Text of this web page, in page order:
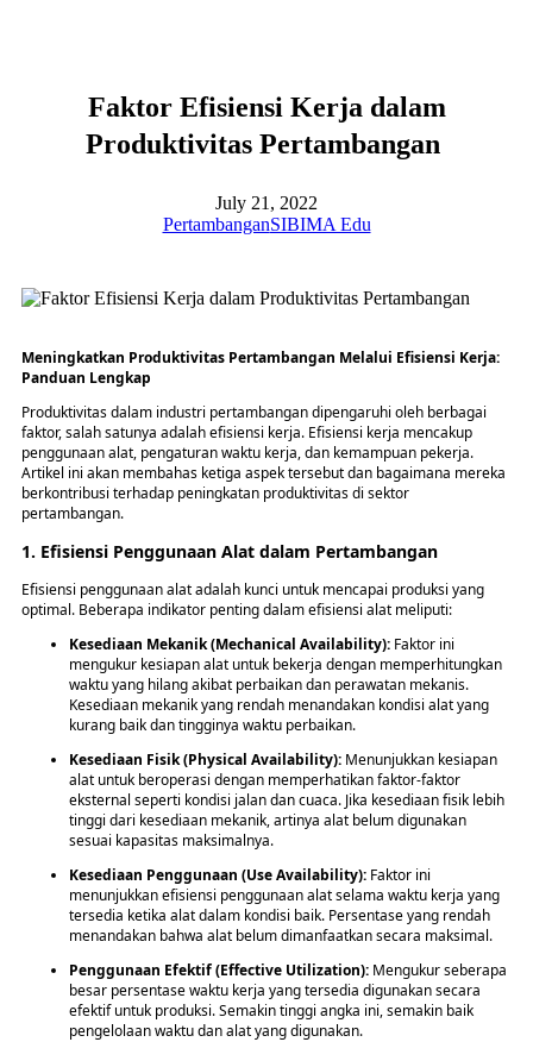
Faktor Efisiensi Kerja dalam
Produktivitas Pertambangan
July 21, 2022
PertambanganSIBIMA Edu
Meningkatkan Produktivitas Pertambangan Melalui Efisiensi Kerja:
Panduan Lengkap
Produktivitas dalam industri pertambangan dipengaruhi oleh berbagai
faktor, salah satunya adalah efisiensi kerja. Efisiensi kerja mencakup
penggunaan alat, pengaturan waktu kerja, dan kemampuan pekerja.
Artikel ini akan membahas ketiga aspek tersebut dan bagaimana mereka
berkontribusi terhadap peningkatan produktivitas di sektor
pertambangan.
1. Efisiensi Penggunaan Alat dalam Pertambangan
Efisiensi penggunaan alat adalah kunci untuk mencapai produksi yang
optimal. Beberapa indikator penting dalam efisiensi alat meliputi:
Kesediaan Mekanik (Mechanical Availability): Faktor ini
mengukur kesiapan alat untuk bekerja dengan memperhitungkan
waktu yang hilang akibat perbaikan dan perawatan mekanis.
Kesediaan mekanik yang rendah menandakan kondisi alat yang
kurang baik dan tingginya waktu perbaikan.
Kesediaan Fisik (Physical Availability): Menunjukkan kesiapan
alat untuk beroperasi dengan memperhatikan faktor-faktor
eksternal seperti kondisi jalan dan cuaca. Jika kesediaan fisik lebih
tinggi dari kesediaan mekanik, artinya alat belum digunakan
sesuai kapasitas maksimalnya.
Kesediaan Penggunaan (Use Availability): Faktor ini
menunjukkan efisiensi penggunaan alat selama waktu kerja yang
tersedia ketika alat dalam kondisi baik. Persentase yang rendah
menandakan bahwa alat belum dimanfaatkan secara maksimal.
Penggunaan Efektif (Effective Utilization): Mengukur seberapa
besar persentase waktu kerja yang tersedia digunakan secara
efektif untuk produksi. Semakin tinggi angka ini, semakin baik
pengelolaan waktu dan alat yang digunakan.